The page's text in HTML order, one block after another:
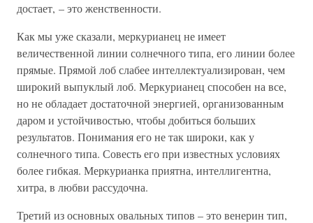
достает, – это женственности.
Как мы уже сказали, меркурианец не имеет
величественной линии солнечного типа, его линии более
прямые. Прямой лоб слабее интеллектуализирован, чем
широкий выпуклый лоб. Меркурианец способен на все,
но не обладает достаточной энергией, организованным
даром и устойчивостью, чтобы добиться больших
результатов. Понимания его не так широки, как у
солнечного типа. Совесть его при известных условиях
более гибкая. Меркурианка приятна, интеллигентна,
хитра, в любви рассудочна.
Третий из основных овальных типов – это венерин тип,